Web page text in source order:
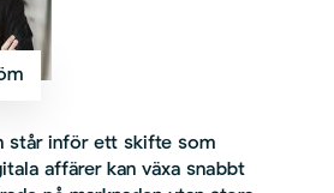
står inför ett skifte som
affärer kan växa snabbt